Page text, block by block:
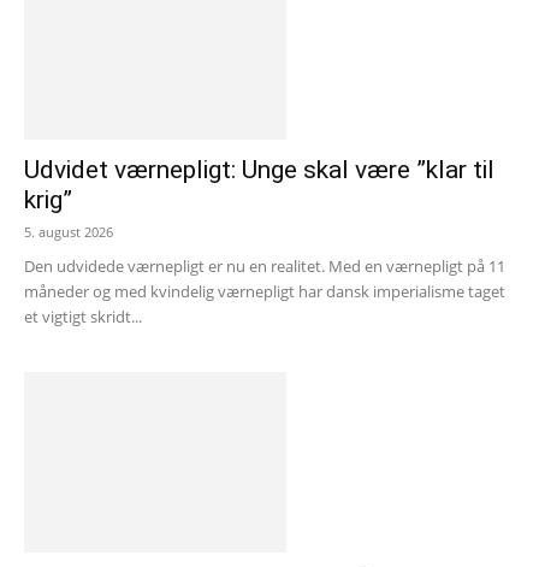
Udvidet værnepligt: Unge skal være ”klar til
krig”
5. august 2026
Den udvidede værnepligt er nu en realitet. Med en værnepligt på 11
måneder og med kvindelig værnepligt har dansk imperialisme taget
et vigtigt skridt...